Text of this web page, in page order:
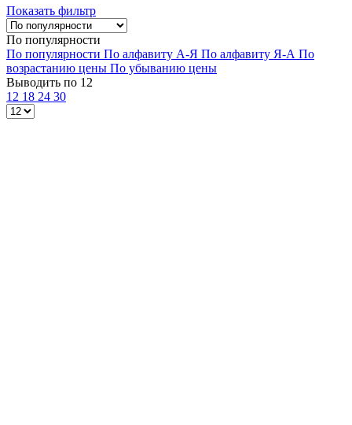
Показать фильтр
По популярности
По популярности По алфавиту А-Я По алфавиту Я-А По
возрастанию цены По убыванию цены
Выводить по 12
12 18 24 30